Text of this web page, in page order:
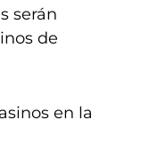
serán
de
en la